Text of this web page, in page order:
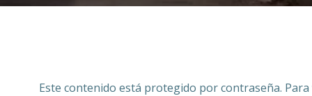
Este contenido está protegido por contraseña.